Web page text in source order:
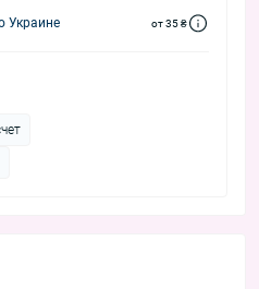
Украине от 35 ₴